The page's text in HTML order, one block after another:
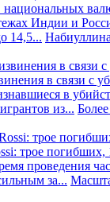
национальных
Индии и
14,5...
в связи с
в
из...
трое погибших,
проведения
за...